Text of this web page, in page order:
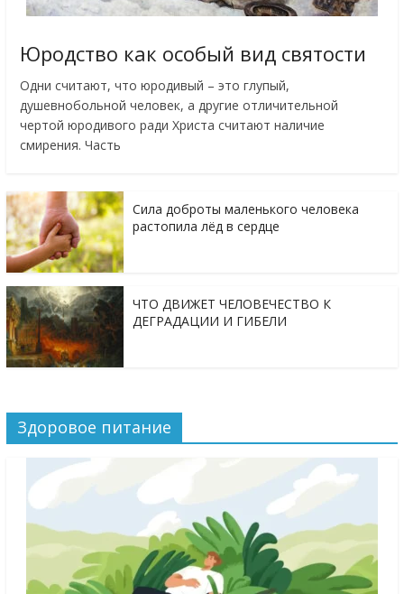
Юродство как особый вид святости
Одни считают, что юродивый – это глупый,
душевнобольной человек, а другие отличительной
чертой юродивого ради Христа считают наличие
смирения. Часть
Сила доброты маленького человека
растопила лёд в сердце
ЧТО ДВИЖЕТ ЧЕЛОВЕЧЕСТВО К
ДЕГРАДАЦИИ И ГИБЕЛИ
Здоровое питание